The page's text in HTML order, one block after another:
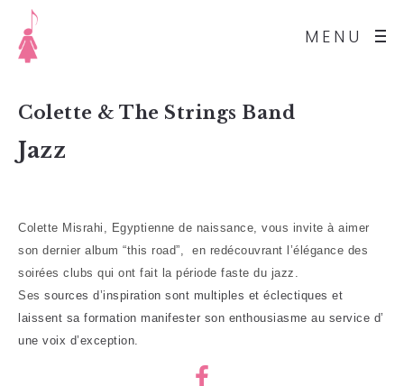
MENU
Colette & The Strings Band
Jazz
Colette Misrahi, Egyptienne de naissance, vous invite à aimer
son dernier album “this road”, en redécouvrant l’élégance des
soirées clubs qui ont fait la période faste du jazz.
Ses sources d’inspiration sont multiples et éclectiques et
laissent sa formation manifester son enthousiasme au service d’
une voix d’exception.